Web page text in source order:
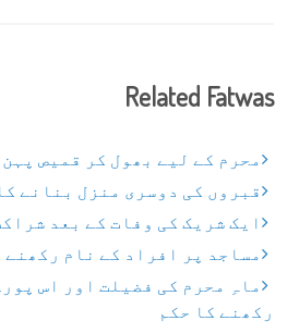
Related Fatwas
محرم کے لیے بھول کر قمیص
قبروں کی دوسری منزل بنانے
ایک شریک کی وفات کے بعد
مساجد پر افراد کے نام رکھنے
ماہِ محرم کی فضیلت اور اس
رکھنے کا حکم